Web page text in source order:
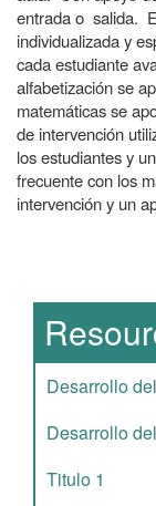
entrada o salida.
individualizada y
cada estudiante
alfabetización se
matemáticas se
de intervención
los estudiantes y
frecuente con los
intervención y un
Desarrollo
Desarrollo
Titulo 1